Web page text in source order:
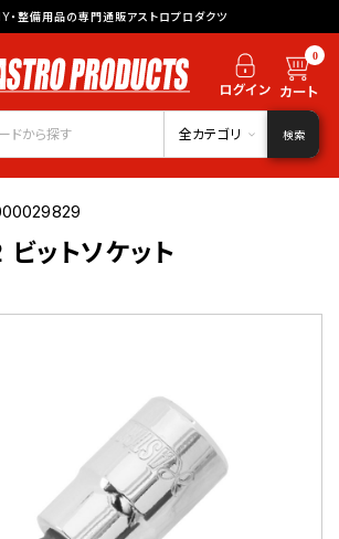
・整備用品の専門通販アストロプロダクツ
0
全カテゴリ 検索
ットソケット